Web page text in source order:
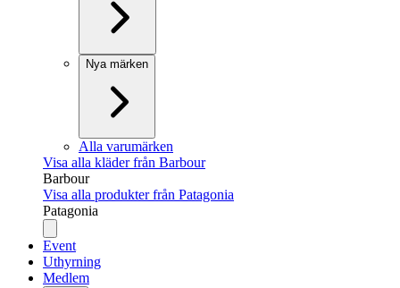
Nya märken
Alla varumärken
Visa alla kläder från Barbour
Barbour
Visa alla produkter från Patagonia
Patagonia
Event
Uthyrning
Medlem